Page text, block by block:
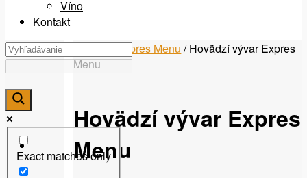
Víno
Kontakt
Domov/Expres Menu / Hovädzí vývar Expres
Menu
Hovädzí vývar Expres
Menu
Exact matches only